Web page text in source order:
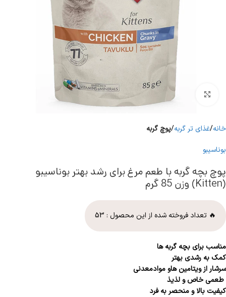
برای بزرگنمایی کلیک کنید
خانه غذای تر گربه پوچ گربه
بوناسیبو
پوچ بچه گربه با طعم مرغ برای رشد بهتر بوناسیبو
(Kitten) وزن 85 گرم
🔥 تعداد فروخته شده از این محصول : 53
مناسب برای بچه گربه ها
کمک به رشدی بهتر
سرشار از ویتامین هاو موادمعدنی
طعمی خاص و لذیذ
کیفیت بالا و منحصر به فرد